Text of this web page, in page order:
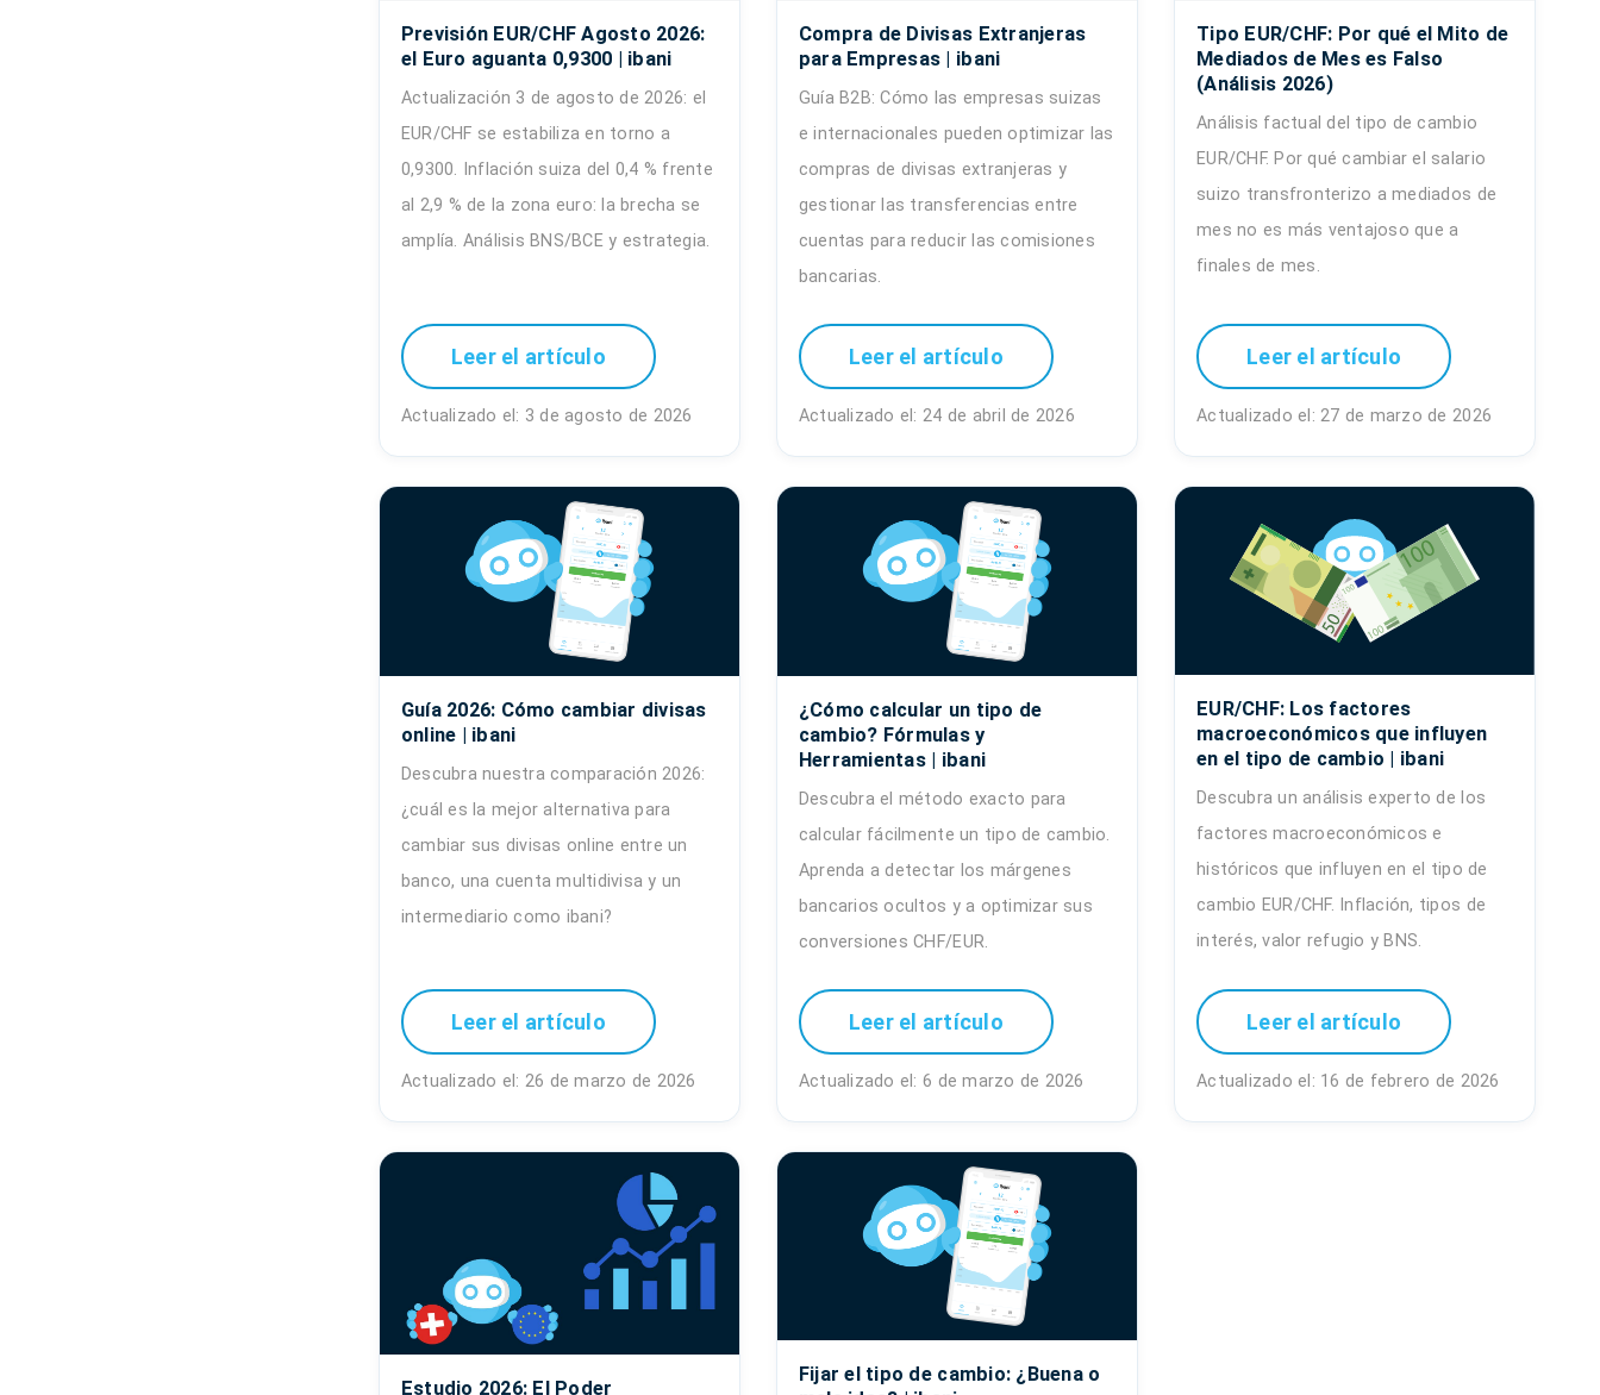
Previsión EUR/CHF Agosto 2026:
el Euro aguanta 0,9300 | ibani
Actualización 3 de agosto de 2026: el
EUR/CHF se estabiliza en torno a
0,9300. Inflación suiza del 0,4 % frente
al 2,9 % de la zona euro: la brecha se
amplía. Análisis BNS/BCE y estrategia.
Leer el artículo
Actualizado el: 3 de agosto de 2026
Compra de Divisas Extranjeras
para Empresas | ibani
Guía B2B: Cómo las empresas suizas
e internacionales pueden optimizar las
compras de divisas extranjeras y
gestionar las transferencias entre
cuentas para reducir las comisiones
bancarias.
Leer el artículo
Actualizado el: 24 de abril de 2026
Tipo EUR/CHF: Por qué el Mito de
Mediados de Mes es Falso
(Análisis 2026)
Análisis factual del tipo de cambio
EUR/CHF. Por qué cambiar el salario
suizo transfronterizo a mediados de
mes no es más ventajoso que a
finales de mes.
Leer el artículo
Actualizado el: 27 de marzo de 2026
Guía 2026: Cómo cambiar divisas
online | ibani
Descubra nuestra comparación 2026:
¿cuál es la mejor alternativa para
cambiar sus divisas online entre un
banco, una cuenta multidivisa y un
intermediario como ibani?
Leer el artículo
Actualizado el: 26 de marzo de 2026
¿Cómo calcular un tipo de
cambio? Fórmulas y
Herramientas | ibani
Descubra el método exacto para
calcular fácilmente un tipo de cambio.
Aprenda a detectar los márgenes
bancarios ocultos y a optimizar sus
conversiones CHF/EUR.
Leer el artículo
Actualizado el: 6 de marzo de 2026
EUR/CHF: Los factores
macroeconómicos que influyen
en el tipo de cambio | ibani
Descubra un análisis experto de los
factores macroeconómicos e
históricos que influyen en el tipo de
cambio EUR/CHF. Inflación, tipos de
interés, valor refugio y BNS.
Leer el artículo
Actualizado el: 16 de febrero de 2026
Estudio 2026: El Poder
Fijar el tipo de cambio: ¿Buena o